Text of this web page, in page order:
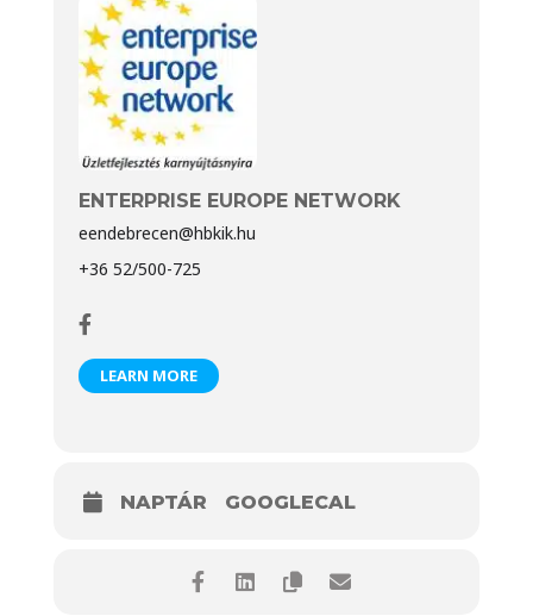
ENTERPRISE EUROPE NETWORK
eendebrecen@hbkik.hu
+36 52/500-725
LEARN MORE
NAPTÁR GOOGLECAL